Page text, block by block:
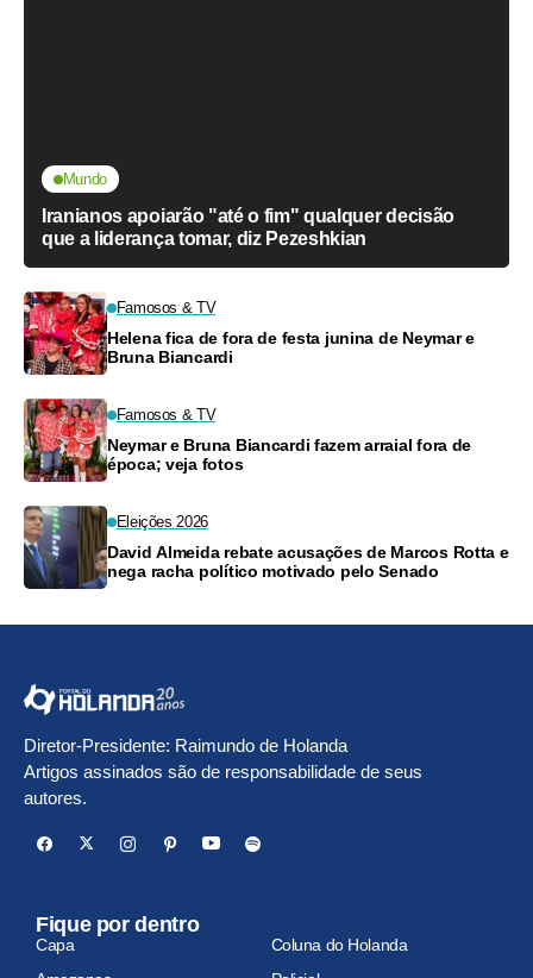
Mundo
Iranianos apoiarão "até o fim" qualquer decisão
que a liderança tomar, diz Pezeshkian
Famosos & TV
Helena fica de fora de festa junina de Neymar e
Bruna Biancardi
Famosos & TV
Neymar e Bruna Biancardi fazem arraial fora de
época; veja fotos
Eleições 2026
David Almeida rebate acusações de Marcos Rotta e
nega racha político motivado pelo Senado
Diretor-Presidente: Raimundo de Holanda
Artigos assinados são de responsabilidade de seus
autores.
Fique por dentro
Capa
Coluna do Holanda